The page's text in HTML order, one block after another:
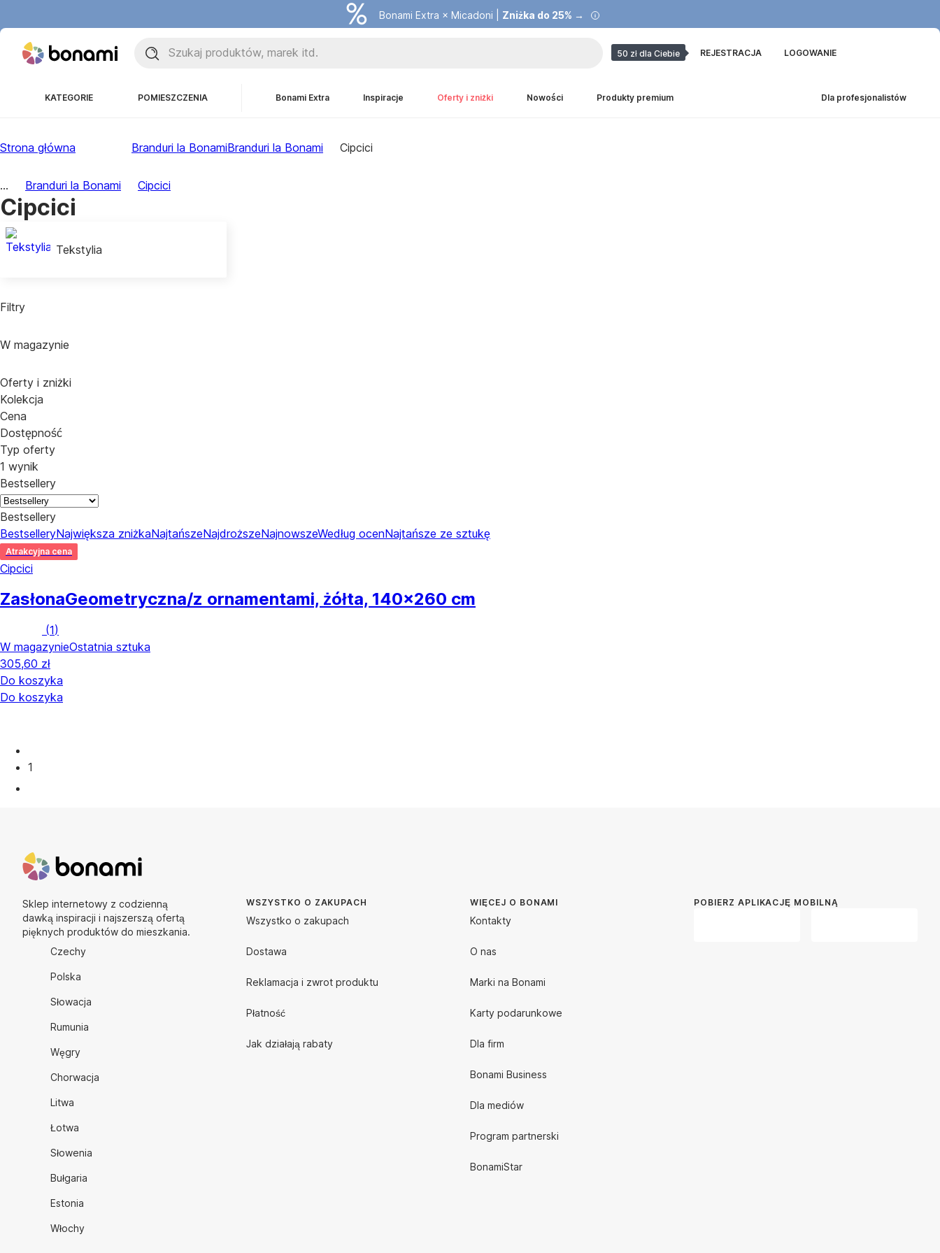
Bonami Extra × Micadoni | Zniżka do 25% →
50 zł dla Ciebie REJESTRACJA LOGOWANIE
KATEGORIE POMIESZCZENIA Bonami Extra Inspiracje Oferty i zniżki Nowości Produkty premium Dla profesjonalistów
Strona główna Branduri la BonamiBranduri la Bonami Cipcici
... Branduri la Bonami Cipcici
Cipcici
Tekstylia
Filtry
W magazynie
Oferty i zniżki
Kolekcja
Cena
Dostępność
Typ oferty
1 wynik
Bestsellery
Bestsellery
BestselleryNajwiększa zniżkaNajtańszeNajdroższeNajnowszeWedług ocenNajtańsze ze sztukę
Atrakcyjna cena
Cipcici
ZasłonaGeometryczna/z ornamentami, żółta, 140x260 cm
(1)
W magazynieOstatnia sztuka
305,60 zł
Do koszyka
Do koszyka
1
Sklep internetowy z codzienną
dawką inspiracji i najszerszą ofertą
pięknych produktów do mieszkania.
Czechy
Polska
Słowacja
Rumunia
Węgry
Chorwacja
Litwa
Łotwa
Słowenia
Bułgaria
Estonia
Włochy
WSZYSTKO O ZAKUPACH
Wszystko o zakupach
Dostawa
Reklamacja i zwrot produktu
Płatność
Jak działają rabaty
WIĘCEJ O BONAMI
Kontakty
O nas
Marki na Bonami
Karty podarunkowe
Dla firm
Bonami Business
Dla mediów
Program partnerski
BonamiStar
POBIERZ APLIKACJĘ MOBILNĄ